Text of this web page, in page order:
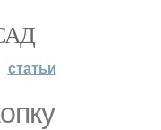
статьи